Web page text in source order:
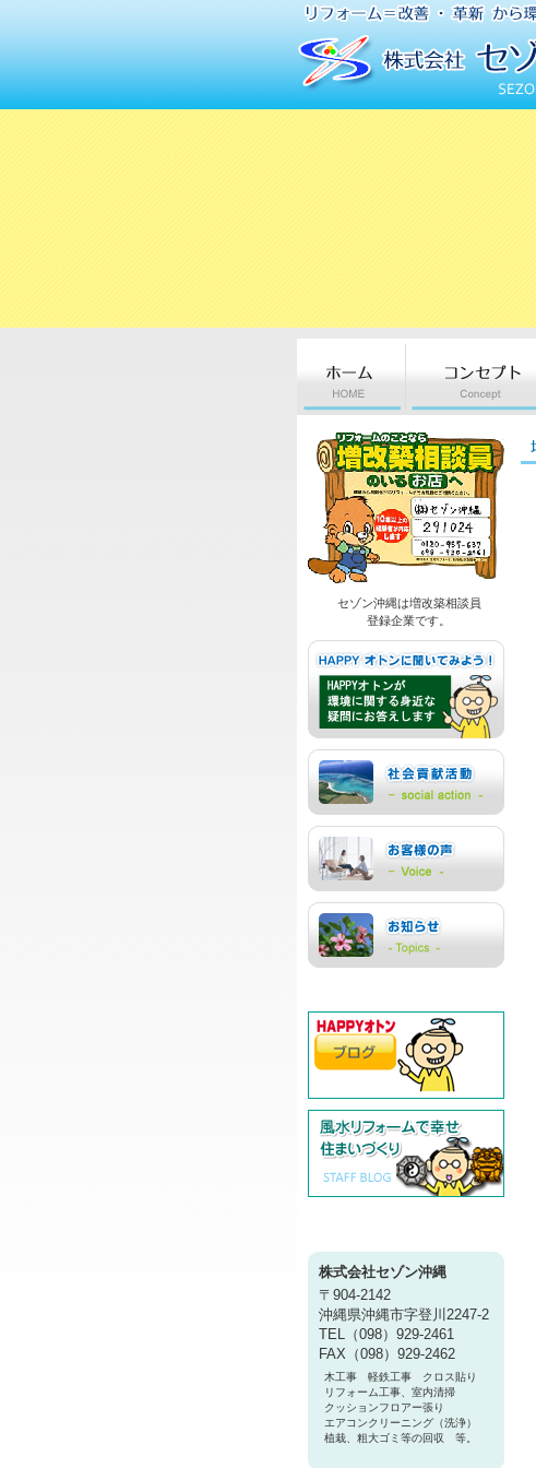
セゾン沖縄は増改築相談員
登録企業です。
株式会社セゾン沖縄
〒904-2142
沖縄県沖縄市字登川2247-2
TEL（098）929-2461
FAX（098）929-2462
木工事 軽鉄工事 クロス貼り
リフォーム工事、室内清掃
クッションフロアー張り
エアコンクリーニング（洗浄）
植栽、粗大ゴミ等の回収 等。